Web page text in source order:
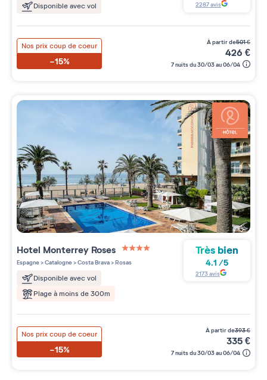
Disponible avec vol 2287avis
Nos prix coup de coeur
-15%
à partir de501€
426 €
7 nuits du 30/03 au 06/04
Hotel Monterrey Roses
4 étoiles sur 5
Espagne>Catalogne>Costa Brava>Rosas
Disponible avec vol
Plage à moins de 300m
Très bien
4.1 /5
2173avis
Nos prix coup de coeur
-15%
à partir de393€
335€
7 nuits du 30/03 au 06/04